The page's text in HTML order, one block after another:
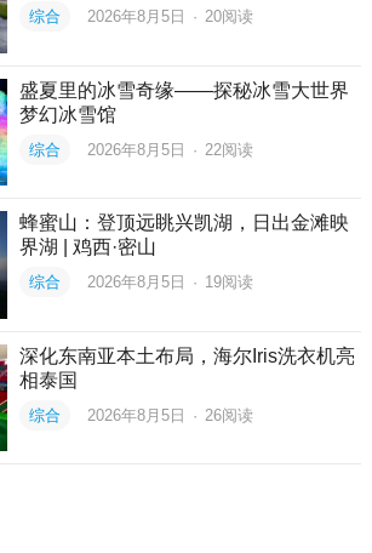
综合 2026年8月5日 · 20阅读
盛夏里的冰雪奇缘——探秘冰雪大世界
梦幻冰雪馆
综合 2026年8月5日 · 22阅读
蜂蜜山：登顶远眺兴凯湖，日出金滩映
界湖 | 鸡西·密山
综合 2026年8月5日 · 19阅读
深化东南亚本土布局，海尔Iris洗衣机亮
相泰国
综合 2026年8月5日 · 26阅读